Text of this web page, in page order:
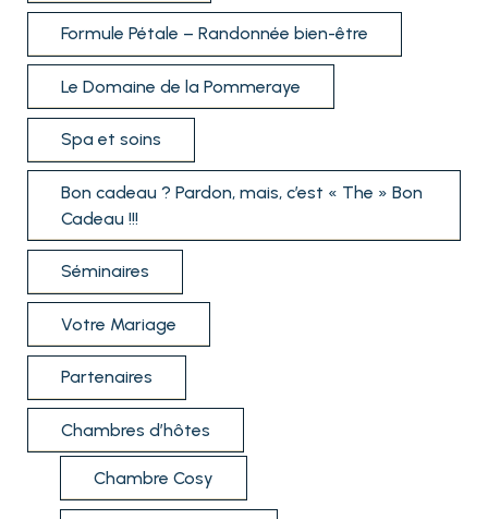
Formule Pétale – Randonnée bien-être
Le Domaine de la Pommeraye
Spa et soins
Bon cadeau ? Pardon, mais, c’est « The » Bon
Cadeau !!!
Séminaires
Votre Mariage
Partenaires
Chambres d’hôtes
Chambre Cosy